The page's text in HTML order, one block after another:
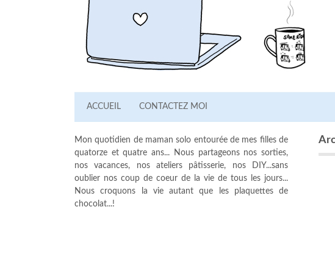
ACCUEIL CONTACTEZ MOI
Mon quotidien de maman solo entourée de mes filles de
quatorze et quatre ans... Nous partageons nos sorties,
nos vacances, nos ateliers pâtisserie, nos DIY...sans
oublier nos coup de coeur de la vie de tous les jours...
Nous croquons la vie autant que les plaquettes de
chocolat...!